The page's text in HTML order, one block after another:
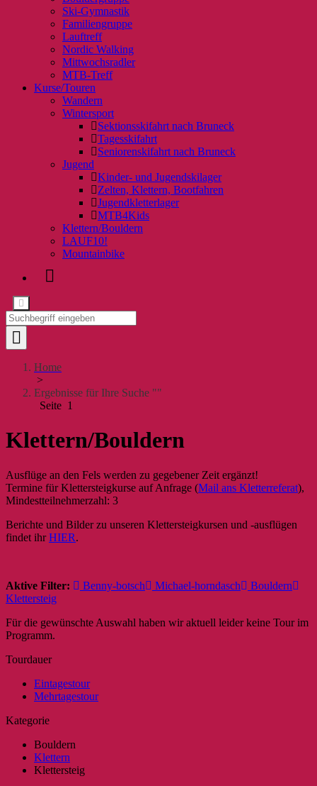
Ski-Gymnastik
Familiengruppe
Lauftreff
Nordic Walking
Mittwochsradler
MTB-Treff
Kurse/Touren
Wandern
Wintersport
Sektionsskifahrt nach Bruneck
Tagesskifahrt
Seniorenskifahrt nach Bruneck
Jugend
Kinder- und Jugendskilager
Zelten, Klettern, Bootfahren
Jugendkletterlager
MTB4Kids
Klettern/Bouldern
LAUF10!
Mountainbike
Home
>
Ergebnisse für Ihre Suche ""
Seite 1
Klettern/Bouldern
Ausflüge an den Fels werden zu gegebener Zeit ergänzt!
Termine für Klettersteigkurse auf Anfrage (Mail ans Kletterreferat),
Mindestteilnehmerzahl: 3
Berichte und Bilder zu unseren Klettersteigkursen und -ausflügen
findet ihrHIER.
Aktive Filter: Benny-botsch Michael-horndasch
Bouldern
Klettersteig
Für die gewünschte Auswahl haben wir aktuell leider keine Tour im
Programm.
Tourdauer
Eintagestour
Mehrtagestour
Kategorie
Bouldern
Klettern
Klettersteig